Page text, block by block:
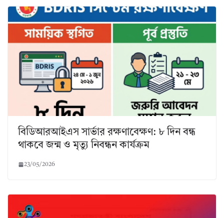
বিডিআরআইএস সার্ভার রক্ষণাবেক্ষণ: ৮ দিন বন্ধ
থাকবে জন্ম ও মৃত্যু নিবন্ধন কার্যক্রম
23/05/2026